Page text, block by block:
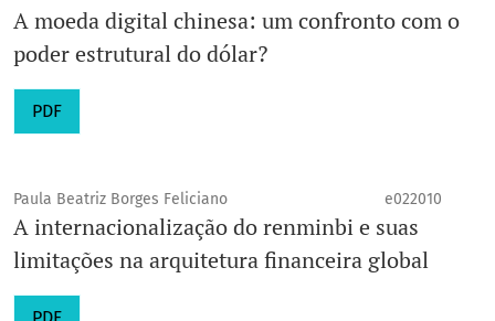
A moeda digital chinesa: um confronto com o
poder estrutural do dólar?
PDF
Paula Beatriz Borges Feliciano e022010
A internacionalização do renminbi e suas
limitações na arquitetura financeira global